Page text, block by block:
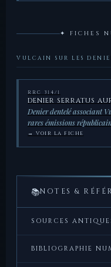
✦ FICHES
VULCAIN SUR LES
RRC 314/1
DENIER SERRATUS
Denier dentelé associant
rares émissions
→ VOIR LA FICHE
📚NOTES &
SOURCES
Virgile,Énéide, VIII,
de Vulcain sous
BIBLIOGRAPHIE